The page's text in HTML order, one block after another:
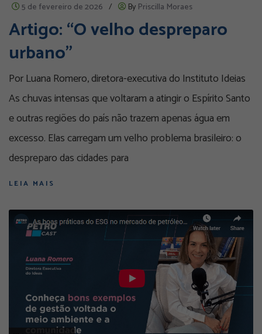
5 de fevereiro de 2026 / By Priscilla Moraes
Artigo: “O velho despreparo
urbano”
Por Luana Romero, diretora-executiva do Instituto Ideias
As chuvas intensas que voltaram a atingir o Espírito Santo
e outras regiões do país não trazem apenas água em
excesso. Elas carregam um velho problema brasileiro: o
despreparo das cidades para
LEIA MAIS